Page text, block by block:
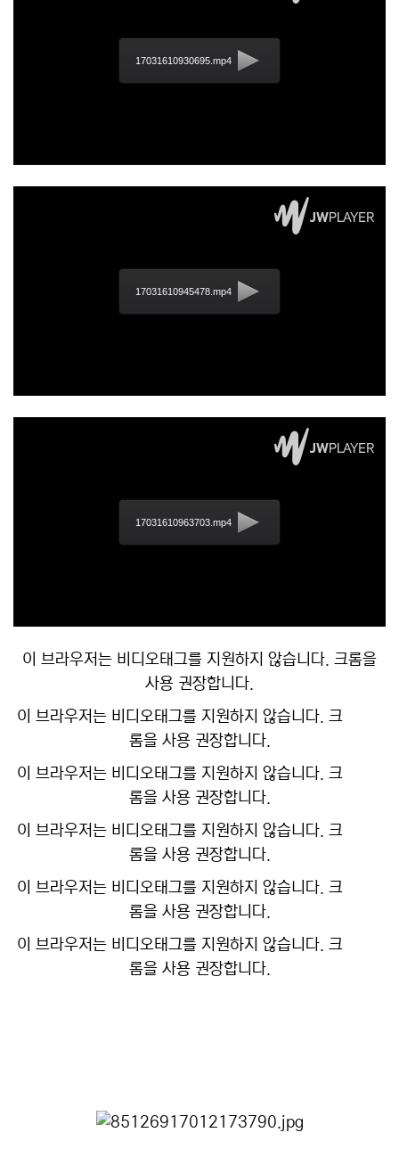
17031610930695.mp4
17031610945478.mp4
17031610963703.mp4
이 브라우저는 비디오태그를 지원하지 않습니다. 크롬을
사용 권장합니다.
이 브라우저는 비디오태그를 지원하지 않습니다. 크
롬을 사용 권장합니다.
이 브라우저는 비디오태그를 지원하지 않습니다. 크
롬을 사용 권장합니다.
이 브라우저는 비디오태그를 지원하지 않습니다. 크
롬을 사용 권장합니다.
이 브라우저는 비디오태그를 지원하지 않습니다. 크
롬을 사용 권장합니다.
이 브라우저는 비디오태그를 지원하지 않습니다. 크
롬을 사용 권장합니다.